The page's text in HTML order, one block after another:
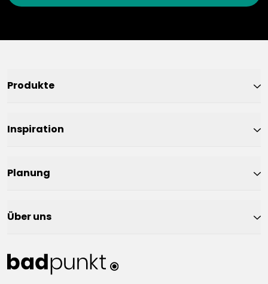
Produkte
Inspiration
Planung
Über uns